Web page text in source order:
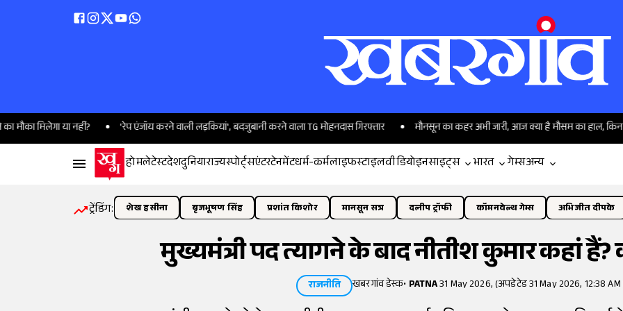
या नहीं? 'रेप एंजॉय करने वाली लड़कियां', बदजुबानी करने वाला TG मोहनदास गिरफ्तार मौनसून का कहर अभी जारी, आज क्या है मौसम का हाल, किन राज्यों में
होमलेटेस्टदेशदुनियाराज्यस्पोर्ट्सएंटरटेनमेंटधर्म-कर्मलाइफस्टाइलवीडियोइनसाइट्स भारत गेम्सअन्य
ट्रेंडिंग: शेख हसीना बृजभूषण सिंह प्रशांत किशोर मानसून सत्र दलीप ट्रॉफी कॉमनवेल्थ गेम्स अभिजीत दीपके
मुख्यमंत्री पद त्यागने के बाद नीतीश कुमार कहां
राजनीति खबरगांव डेस्क• PATNA31 May 2026, (अपडेटेड 31 May 2026, 12:38 AM